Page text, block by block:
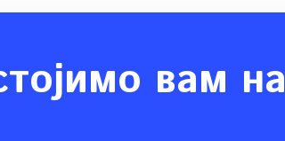
вам на